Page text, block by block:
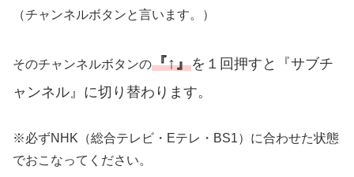
（チャンネルボタンと言います。）
そのチャンネルボタンの『↑』を１回押すと『サブチ
ャンネル』に切り替わります。
※必ずNHK（総合テレビ・Eテレ・BS1）に合わせた状態
でおこなってください。